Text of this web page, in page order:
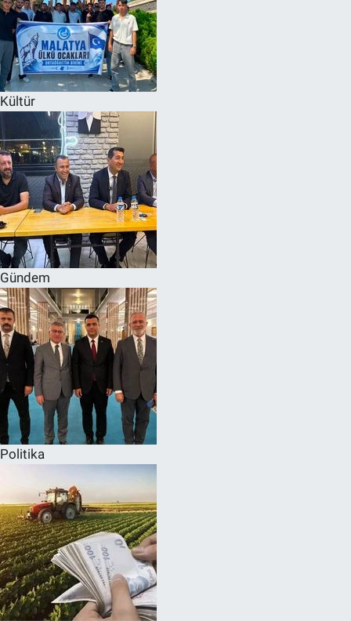
Kültür
Gündem
Politika